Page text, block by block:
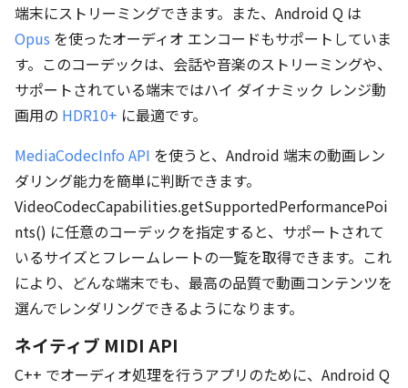
端末にストリーミングできます。また、Android Q は
Opus を使ったオーディオ エンコードもサポートしていま
す。このコーデックは、会話や音楽のストリーミングや、
サポートされている端末ではハイ ダイナミック レンジ動
画用の HDR10+ に最適です。
MediaCodecInfo API を使うと、Android 端末の動画レン
ダリング能力を簡単に判断できます。
VideoCodecCapabilities.getSupportedPerformancePoi
nts() に任意のコーデックを指定すると、サポートされて
いるサイズとフレームレートの一覧を取得できます。これ
により、どんな端末でも、最高の品質で動画コンテンツを
選んでレンダリングできるようになります。
ネイティブ MIDI API
C++ でオーディオ処理を行うアプリのために、Android Q